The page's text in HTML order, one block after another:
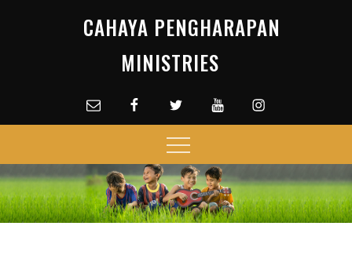
CAHAYA PENGHARAPAN
MINISTRIES
Email facebookTwitterYoutubeInstagram
Menu